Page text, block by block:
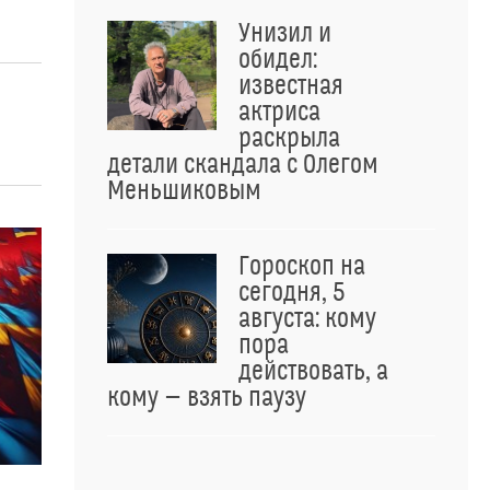
Унизил и
обидел:
известная
актриса
раскрыла
детали скандала с Олегом
Меньшиковым
Гороскоп на
сегодня, 5
августа: кому
пора
действовать, а
кому — взять паузу